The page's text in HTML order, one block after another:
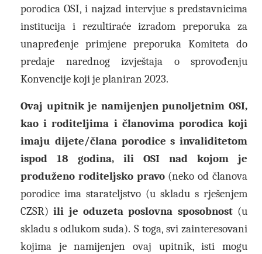
porodica OSI, i najzad intervjue s predstavnicima
institucija i rezultiraće izradom preporuka za
unapređenje primjene preporuka Komiteta do
predaje narednog izvještaja o sprovođenju
Konvencije koji je planiran 2023.
Ovaj upitnik je namijenjen punoljetnim OSI,
kao i roditeljima i članovima porodica koji
imaju dijete/člana porodice s invaliditetom
ispod 18 godina, ili OSI nad kojom je
produženo roditeljsko pravo(neko od članova
porodice ima starateljstvo (u skladu s rješenjem
CZSR)ili je oduzeta poslovna sposobnost(u
skladu s odlukom suda). S toga, svi zainteresovani
kojima je namijenjen ovaj upitnik, isti mogu